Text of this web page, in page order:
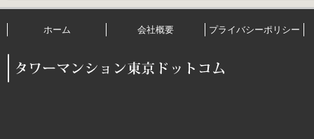
ホーム 会社概要 プライバシーポリシー